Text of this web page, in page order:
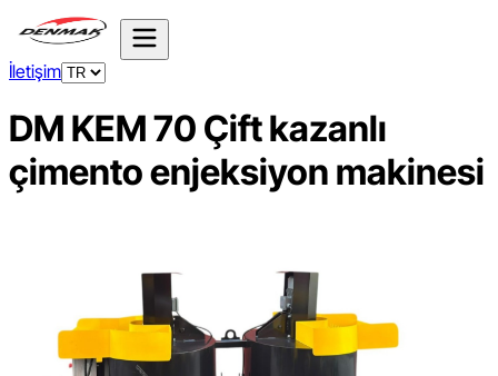
İletişim
DM KEM 70 Çift kazanlı
çimento enjeksiyon makinesi